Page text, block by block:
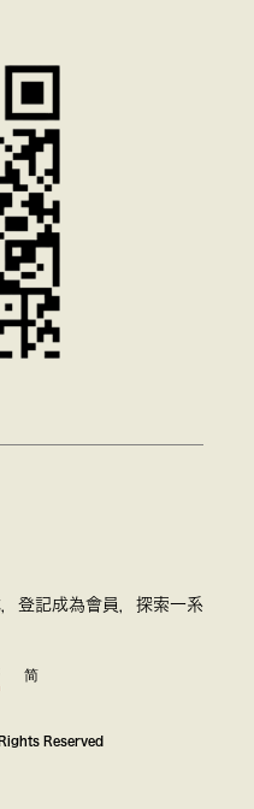
登記成為會員，探索一系
简
Reserved